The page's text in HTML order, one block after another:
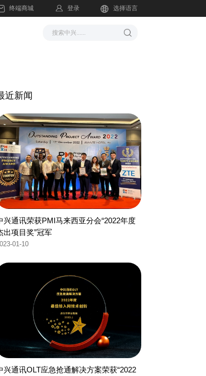
终端商城 登录 选择语言
近新闻
兴通讯荣获PMI马来西亚分会“2022年度
出项目奖”冠军
01-10
兴通讯OLT应急抢通解决方案荣获“2022